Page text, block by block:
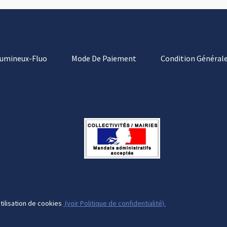
Fluo Mode De Paiement Condition
de cookies (voir Politique de confidentialité).